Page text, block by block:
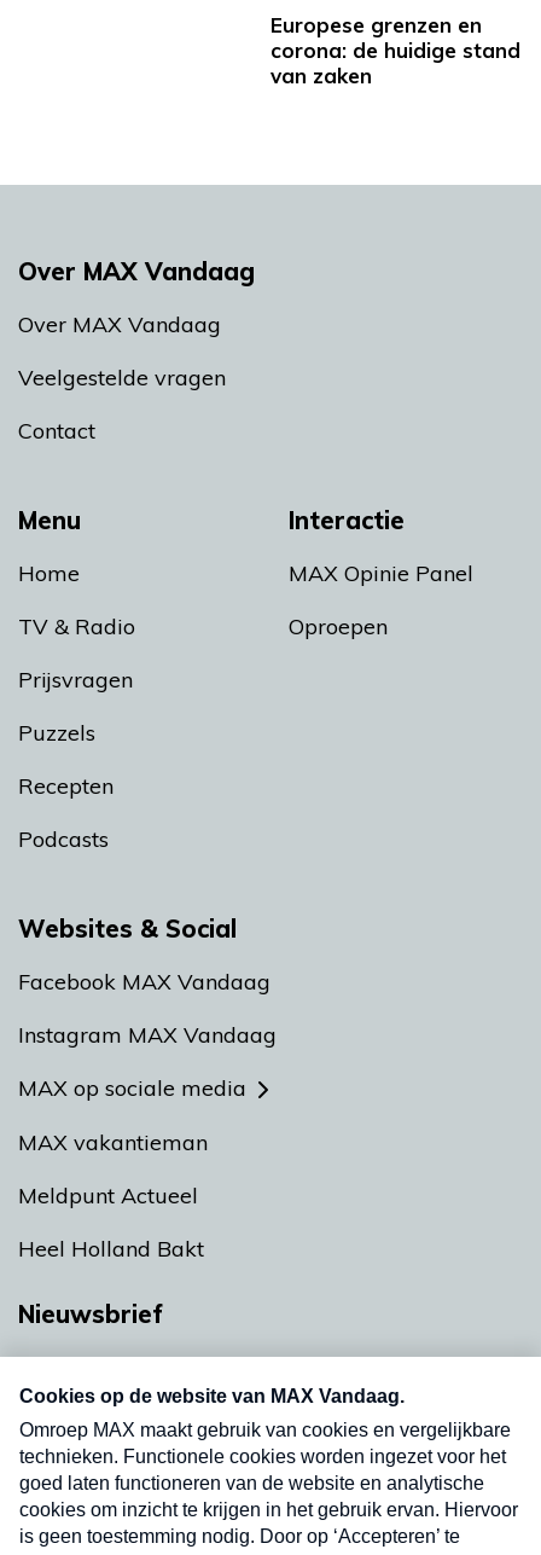
Europese grenzen en
corona: de huidige stand
van zaken
Menu
Home
TV & Radio
Prijsvragen
Puzzels
Recepten
Podcasts
Interactie
MAX Opinie Panel
Oproepen
Over MAX Vandaag
Over MAX Vandaag
Veelgestelde vragen
Contact
Websites & Social
Facebook MAX Vandaag
Instagram MAX Vandaag
MAX op sociale media
MAX vakantieman
Meldpunt Actueel
Heel Holland Bakt
Nieuwsbrief
nieuwsbrief. Elke vrijdag- en dinsdagochtend in
uw mailbox.
Verzend